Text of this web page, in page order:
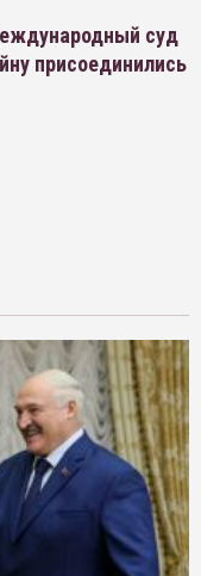
суд
присоединились